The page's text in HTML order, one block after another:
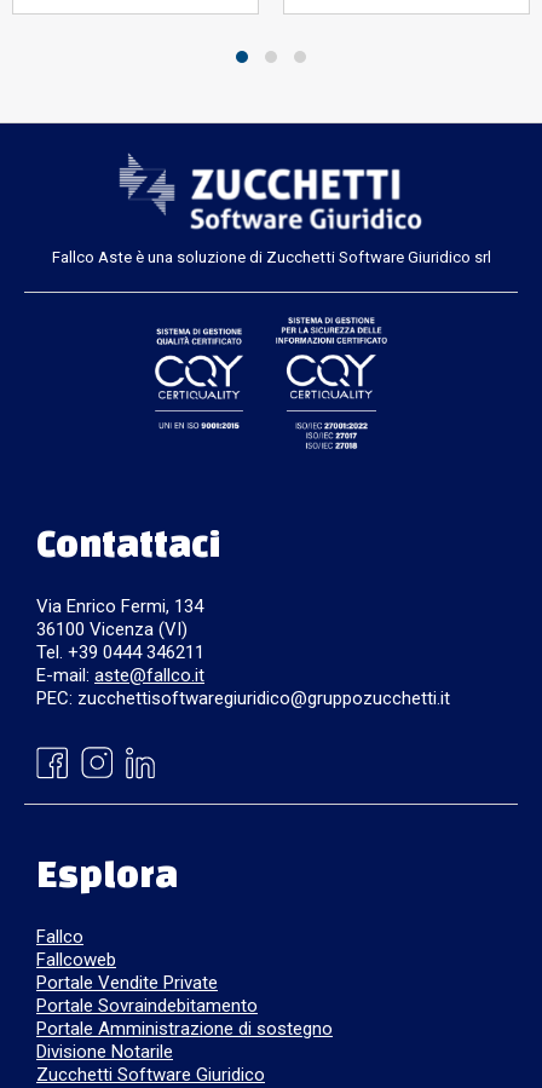
Fallco Aste è una soluzione di Zucchetti Software Giuridico srl
Contattaci
Via Enrico Fermi, 134
36100 Vicenza (VI)
Tel. +39 0444 346211
E-mail: aste@fallco.it
PEC: zucchettisoftwaregiuridico@gruppozucchetti.it
Esplora
Fallco
Fallcoweb
Portale Vendite Private
Portale Sovraindebitamento
Portale Amministrazione di sostegno
Divisione Notarile
Zucchetti Software Giuridico